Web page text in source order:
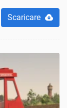
Scaricare